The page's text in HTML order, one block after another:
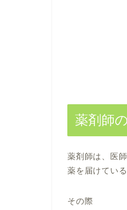
薬剤師
薬剤師は、医
薬を届けている
その際